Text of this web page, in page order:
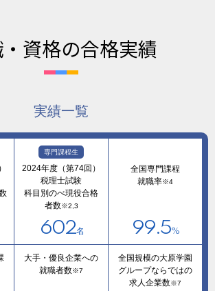
資格の合格実績
実績一覧
専門課程生
2024年度（第74回）
税理士試験
科目別のべ現役合格
者数※2,3
602名
全国専門課程
就職率※4
99.5%
大手・優良企業への
就職者数※7
全国規模の大原学園
グループならではの
求人企業数※7